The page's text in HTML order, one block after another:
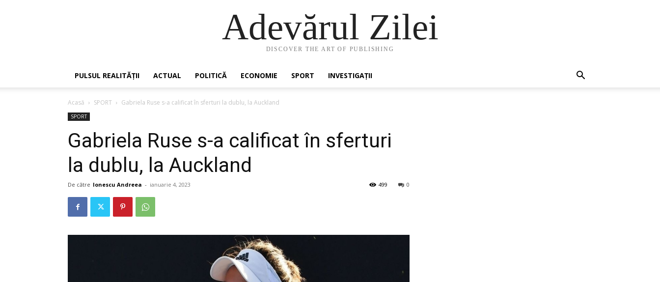
Adevărul Zilei
DISCOVER THE ART OF PUBLISHING
PULSUL REALITĂȚII ACTUAL POLITICĂ ECONOMIE SPORT INVESTIGAȚII
Acasă SPORT Gabriela Ruse s-a calificat în sferturi la dublu, la Auckland
SPORT
Gabriela Ruse s-a calificat în sferturi
la dublu, la Auckland
De către Ionescu Andreea - ianuarie 4, 2023 0
499